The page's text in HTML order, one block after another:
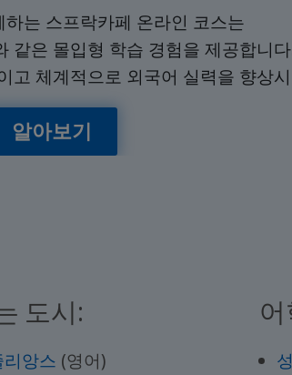
는 스프락카페 온라인 코스는
같은 몰입형 학습 경험을 제공합니
고 체계적으로 외국어 실력을 향상
알아보기
도시:
앙스 (영어)